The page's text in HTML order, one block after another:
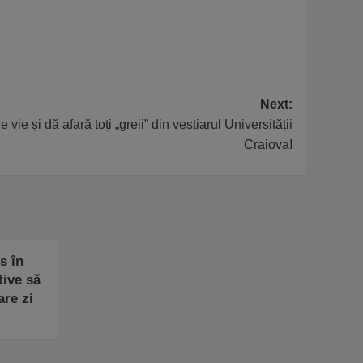
Next:
vie și dă afară toți „greii” din vestiarul Universității
Craiova!
în
să
zi